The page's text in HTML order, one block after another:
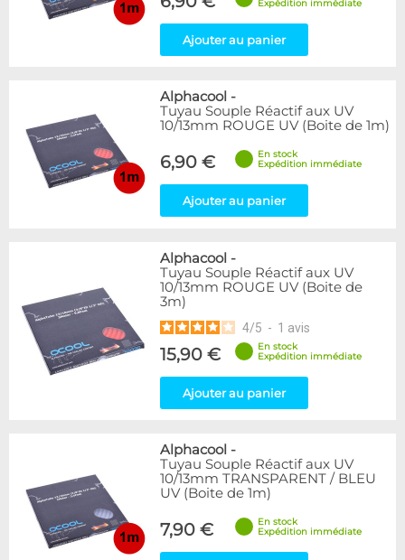
Expédition immédiate
Ajouter au panier
Alphacool -
Tuyau Souple Réactif aux UV
10/13mm ROUGE UV (Boite de 1m)
6,90 €
En stock
Expédition immédiate
Ajouter au panier
Alphacool -
Tuyau Souple Réactif aux UV
10/13mm ROUGE UV (Boite de
3m)
4/5 - 1 avis
15,90 €
En stock
Expédition immédiate
Ajouter au panier
Alphacool -
Tuyau Souple Réactif aux UV
10/13mm TRANSPARENT / BLEU
UV (Boite de 1m)
7,90 €
En stock
Expédition immédiate